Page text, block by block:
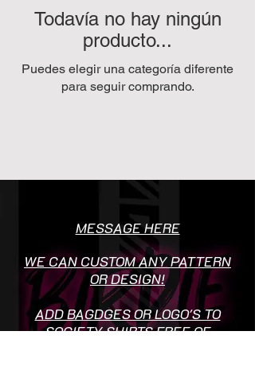
Todavía no hay ningún
producto...
Puedes elegir una categoría diferente
para seguir comprando.
MESSAGE HERE
WE CAN CUSTOM ANY PATTERN
OR DESIGN!
ADD BAGDGES OR LOGO'S TO
SOCIETY SHIRTS FREE OF